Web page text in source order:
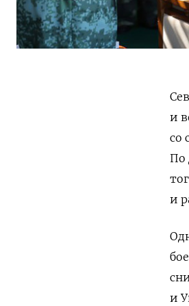
и
со
По
и
и